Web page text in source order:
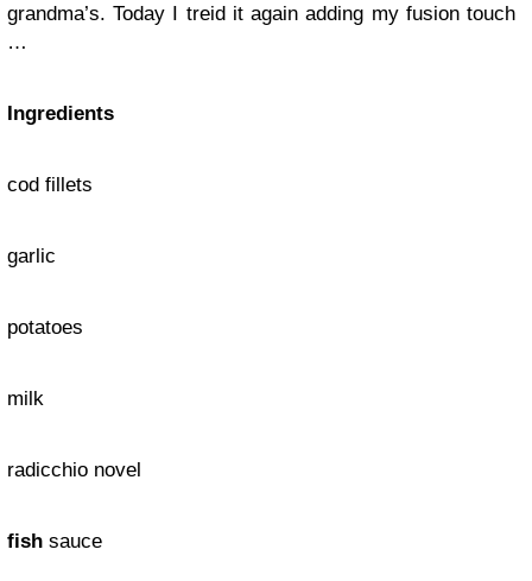
grandma’s. Today I treid it again adding my fusion touch
…
Ingredients
cod fillets
garlic
potatoes
milk
radicchio novel
fish sauce